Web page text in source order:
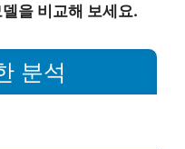
을 비교해 보세요.
분석